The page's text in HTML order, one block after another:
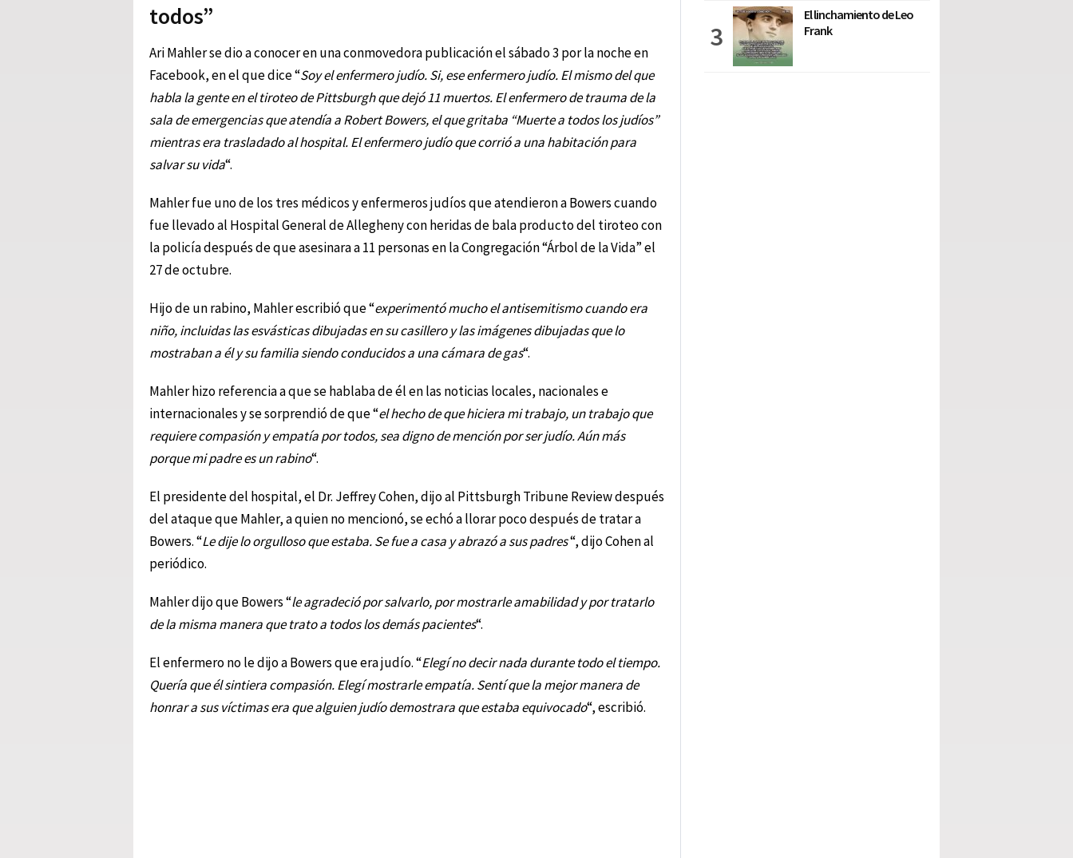
todos”
Ari Mahler se dio a conocer en una conmovedora publicación el sábado 3 por la noche en
Facebook, en el que dice “Soy el enfermero judío. Si, ese enfermero judío. El mismo del que
habla la gente en el tiroteo de Pittsburgh que dejó 11 muertos. El enfermero de trauma de la
sala de emergencias que atendía a Robert Bowers, el que gritaba “Muerte a todos los judíos”
mientras era trasladado al hospital. El enfermero judío que corrió a una habitación para
salvar su vida“.
Mahler fue uno de los tres médicos y enfermeros judíos que atendieron a Bowers cuando
fue llevado al Hospital General de Allegheny con heridas de bala producto del tiroteo con
la policía después de que asesinara a 11 personas en la Congregación “Árbol de la Vida” el
27 de octubre.
Hijo de un rabino, Mahler escribió que “experimentó mucho el antisemitismo cuando era
niño, incluidas las esvásticas dibujadas en su casillero y las imágenes dibujadas que lo
mostraban a él y su familia siendo conducidos a una cámara de gas“.
Mahler hizo referencia a que se hablaba de él en las noticias locales, nacionales e
internacionales y se sorprendió de que “el hecho de que hiciera mi trabajo, un trabajo que
requiere compasión y empatía por todos, sea digno de mención por ser judío. Aún más
porque mi padre es un rabino“.
El presidente del hospital, el Dr. Jeffrey Cohen, dijo al Pittsburgh Tribune Review después
del ataque que Mahler, a quien no mencionó, se echó a llorar poco después de tratar a
Bowers. “Le dije lo orgulloso que estaba. Se fue a casa y abrazó a sus padres“, dijo Cohen al
periódico.
Mahler dijo que Bowers “le agradeció por salvarlo, por mostrarle amabilidad y por tratarlo
de la misma manera que trato a todos los demás pacientes“.
El enfermero no le dijo a Bowers que era judío. “Elegí no decir nada durante todo el tiempo.
Quería que él sintiera compasión. Elegí mostrarle empatía. Sentí que la mejor manera de
honrar a sus víctimas era que alguien judío demostrara que estaba equivocado“, escribió.
El linchamiento de Leo
Frank